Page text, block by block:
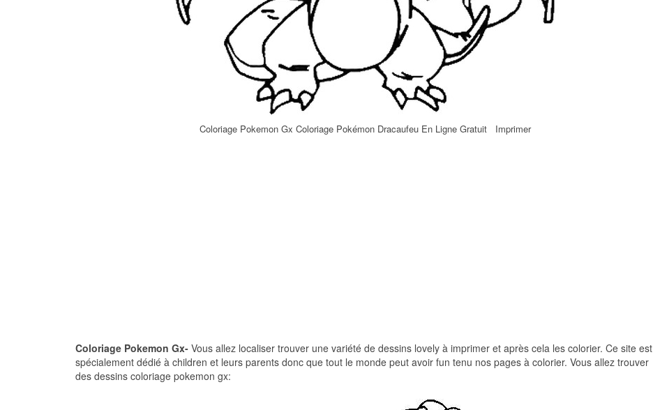
Coloriage Pokemon Gx Coloriage Pokémon Dracaufeu En Ligne Gratuit Imprimer
Coloriage Pokemon Gx- Vous allez localiser trouver une variété de dessins lovely à imprimer et après cela les colorier. Ce site est
spécialement dédié à children et leurs parents donc que tout le monde peut avoir fun tenu nos pages à colorier. Vous allez trouver
des dessins coloriage pokemon gx: